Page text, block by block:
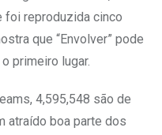
foi reproduzida cinco
que “Envolver” pode
primeiro lugar.
4,595,548 são de
atraído boa parte dos